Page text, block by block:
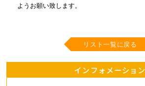
ようお願い致します。
リスト一覧に戻る
インフォメーション